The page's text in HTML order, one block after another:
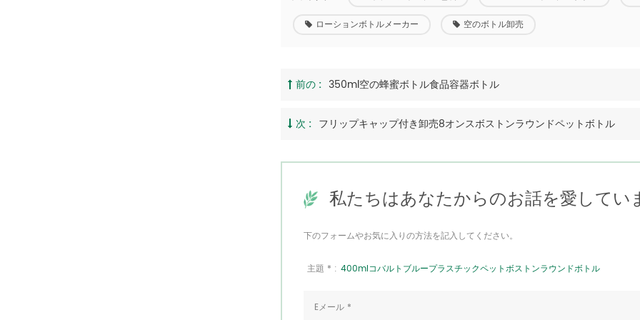
ローションボトルメーカー 空のボトル卸売
前の : 350ml空の蜂蜜ボトル食品容器ボトル
次 : フリップキャップ付き卸売8オンスボストンラウンドペットボトル
私たちはあなたからのお話を愛してい
下のフォームやお気に入りの方法を記入してください。
主題 * : 400mlコバルトブループラスチックペットボストンラウンドボトル